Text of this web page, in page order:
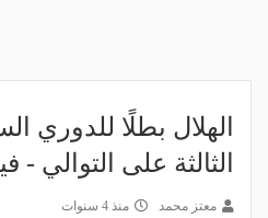
الهلال بطلًا للدوري
الثالثة على التوالي -
معتز محمد منذ 4 سنوات